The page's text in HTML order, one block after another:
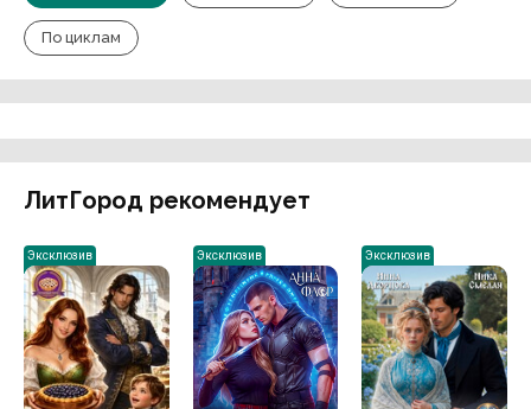
По циклам
ЛитГород рекомендует
Эксклюзив Эксклюзив Эксклюзив